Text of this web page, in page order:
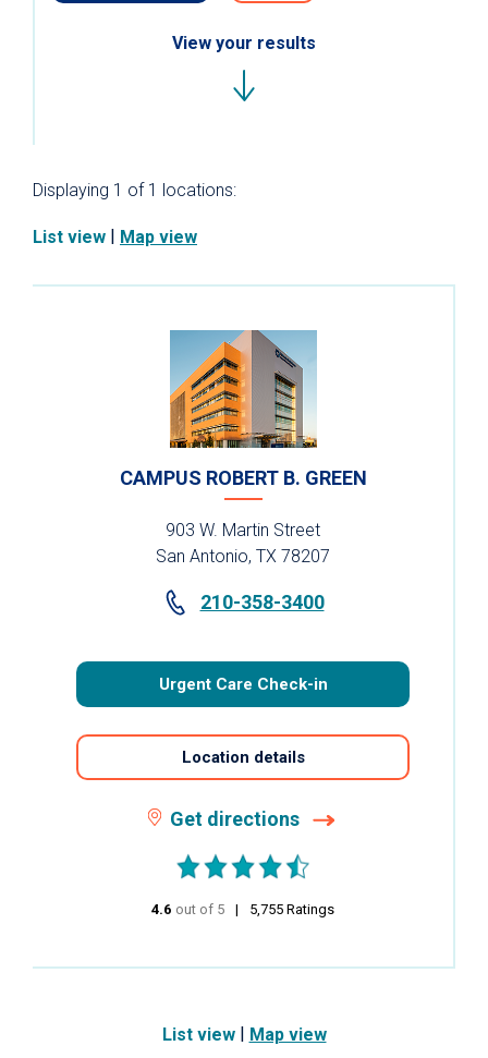
View your results
Displaying 1 of 1 locations:
List view | Map view
CAMPUS ROBERT B. GREEN
903 W. Martin Street
San Antonio, TX 78207
210-358-3400
Urgent Care Check-in
Location details
Get directions
4.6 out of 5 stars5,755 Ratings
List view | Map view